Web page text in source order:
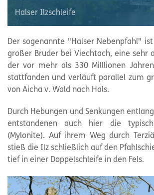
Halser Ilzschleife
Der sogenannte "Halser Nebenpfahl"
großer Bruder bei Viechtach, eine sehr
der vor mehr als 330 Milllionen
stattfanden und verläuft parallel zum
von Aicha v. Wald nach Hals.
Durch Hebungen und Senkungen
entstandenen auch hier die
(Mylonite). Auf ihrem Weg durch
stieß die Ilz schließlich auf den
tief in einer Doppelschleife in den Fels.